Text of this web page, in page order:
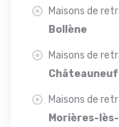
Maisons de
Bollène
Maisons de
Maisons de
Morières-